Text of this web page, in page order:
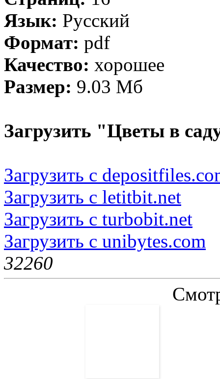
Язык: Русский
Формат: pdf
Качество: хорошее
Размер: 9.03 Мб
Загрузить "Цветы в
Загрузить с
Загрузить с letitbit.net
Загрузить с turbobit.net
Загрузить с unibytes.com
32260